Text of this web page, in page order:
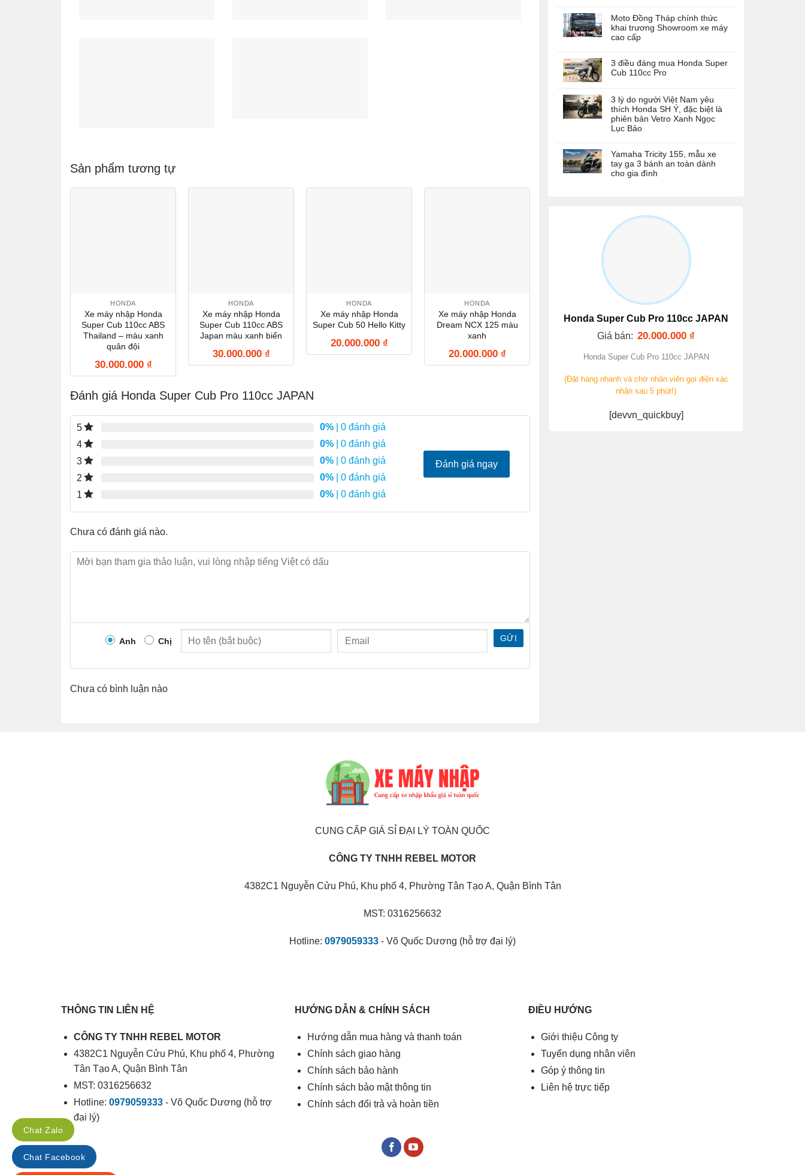
Sản phẩm tương tự
HONDA
Xe máy nhập Honda
Super Cub 110cc ABS
Thailand – màu xanh
quân đội
30.000.000 ₫
HONDA
Xe máy nhập Honda
Super Cub 110cc ABS
Japan màu xanh biển
30.000.000 ₫
HONDA
Xe máy nhập Honda
Super Cub 50 Hello Kitty
20.000.000 ₫
HONDA
Xe máy nhập Honda
Dream NCX 125 màu
xanh
20.000.000 ₫
Honda Super Cub C125
Thailand màu đen nhám
20.000.000₫
Xe máy nhập Honda
Super Cub 110cc ABS
Japan màu vàng
30.000.000
Đánh giá Honda Super Cub Pro 110cc JAPAN
5 0% | 0 đánh giá
4
0% | 0 đánh giá
3
0% | 0 đánh giá
2
0% | 0 đánh giá
1
0% | 0 đánh giá
Đánh giá ngay
Chưa có đánh giá nào.
Anh Chị GỬI
Chưa có bình luận nào
Moto Đồng Tháp chính thức
khai trương Showroom xe máy
cao cấp
3 điều đáng mua Honda Super
Cub 110cc Pro
3 lý do người Việt Nam yêu
thích Honda SH Ý, đặc biệt là
phiên bản Vetro Xanh Ngọc
Lục Bảo
Yamaha Tricity 155, mẫu xe
tay ga 3 bánh an toàn dành
cho gia đình
Honda Super Cub Pro 110cc JAPAN
Giá bán: 20.000.000 ₫
Honda Super Cub Pro 110cc JAPAN
(Đặt hàng nhanh và chờ nhân viên gọi điện xác
nhận sau 5 phút!)
[devvn_quickbuy]
CUNG CẤP GIÁ SỈ ĐẠI LÝ TOÀN QUỐC
CÔNG TY TNHH REBEL MOTOR
4382C1 Nguyễn Cửu Phú, Khu phố 4, Phường Tân Tạo A, Quận Bình Tân
MST: 0316256632
Hotline: 0979059333 - Võ Quốc Dương (hỗ trợ đại lý)
THÔNG TIN LIÊN HỆ
CÔNG TY TNHH REBEL MOTOR
4382C1 Nguyễn Cửu Phú, Khu phố 4, Phường
Tân Tạo A, Quận Bình Tân
MST: 0316256632
Hotline: 0979059333- Võ Quốc Dương (hỗ trợ
đại lý)
HƯỚNG DẪN & CHÍNH SÁCH
Hướng dẫn mua hàng và thanh toán
Chính sách giao hàng
Chính sách bảo hành
Chính sách bảo mật thông tin
Chính sách đổi trả và hoàn tiền
ĐIỀU HƯỚNG
Giới thiệu Công ty
Tuyển dụng nhân viên
Góp ý thông tin
Liên hệ trực tiếp
Chat Zalo
Chat Facebook